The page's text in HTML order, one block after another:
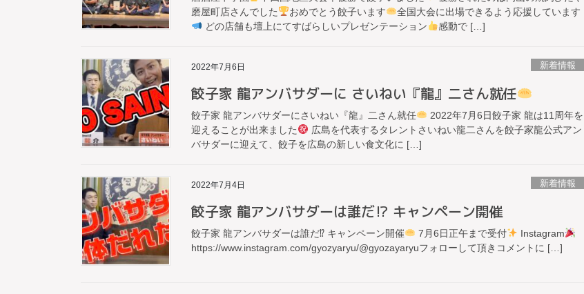
磨屋町店さんでした
おめでとう餃子います
全国大会に出場できるよう応援しています
どの店舗も壇上にてすばらしいプレゼンテーション
感動で […]
2022年7月6日 新着情報
餃子家 龍アンバサダーに さいねい『龍』二さん就任
餃子家 龍アンバサダーにさいねい『龍』二さん就任
2022年7月6日餃子家 龍は11周年を
迎えることが出来ました
広島を代表するタレントさいねい龍二さんを餃子家龍公式アン
バサダーに迎えて、餃子を広島の新しい食文化に […]
2022年7月4日 新着情報
餃子家 龍アンバサダーは誰だ⁉︎ キャンペーン開催
餃子家 龍アンバサダーは誰だ⁉︎ キャンペーン開催 7月6日正午まで受付
Instagram
https://www.instagram.com/gyozyaryu/@gyozayaryuフォローして頂きコメントに […]